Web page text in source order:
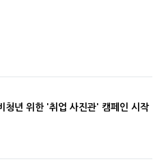
청년 위한 '취업 사진관' 캠페인 시작